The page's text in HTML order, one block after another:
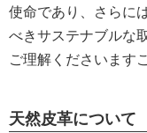
使命であり、さらに
べきサステナブルな
ご理解くださいます
天然皮革について